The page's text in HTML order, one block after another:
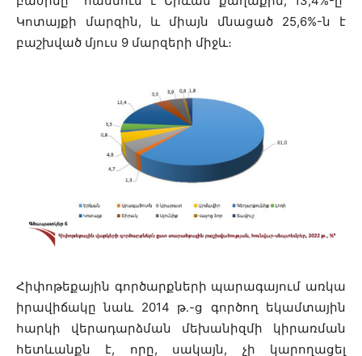
Կոտայքի մարզին, և միայն մնացած 25,6%-ն է
բաշխված մյուս 9 մարզերի միջև։
Հիփոթեքային գործարքների պարագայում առկա
իրավիճակը նաև 2014 թ․-ց գործող եկամտային
հարկի վերադարձման մեխանիզմի կիրառման
հետևանքն է, որը, սակայն, չի կարողացել